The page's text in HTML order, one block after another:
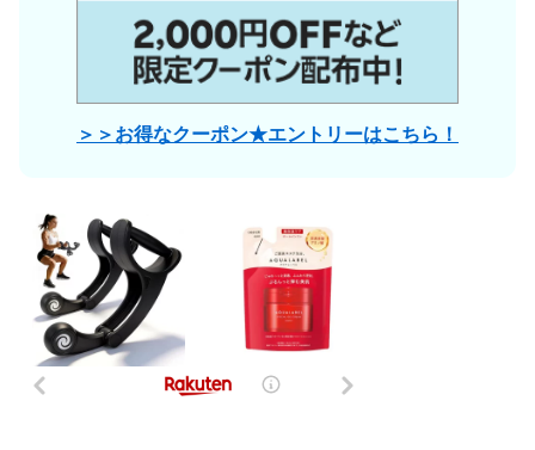
＞＞お得なクーポン★エントリーはこちら！